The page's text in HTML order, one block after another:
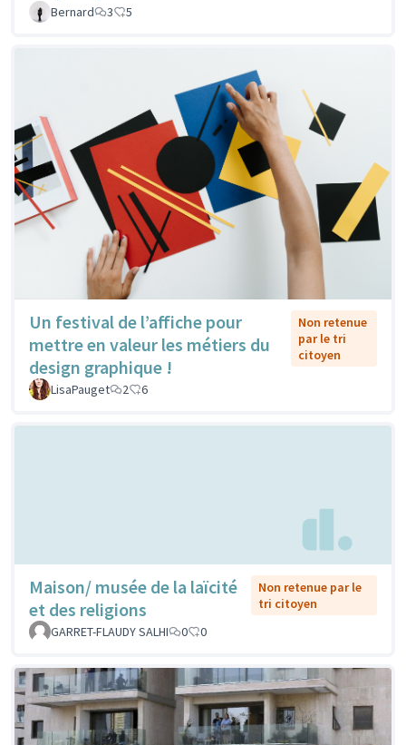
Bernard
3 5
Un festival de l’affiche pour
mettre en valeur les métiers du
design graphique !
Non retenue
par le tri
citoyen
LisaPauget 2 6
Maison/ musée de la laïcité
et des religions
Non retenue par le
tri citoyen
GARRET-FLAUDY SALHI
0 0